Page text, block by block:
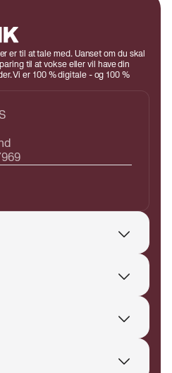
er til at tale med. Uanset om du skal
til at vokse eller vil have din
Vi er 100 % digitale - og 100 %